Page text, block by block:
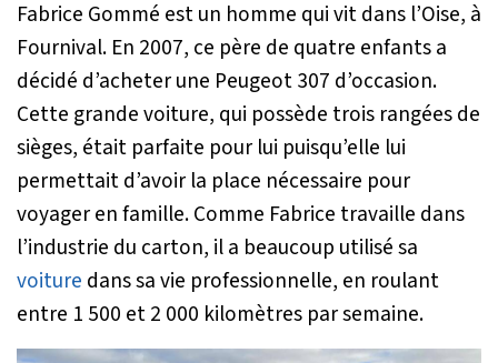
Fabrice Gommé est un homme qui vit dans l’Oise, à
Fournival. En 2007, ce père de quatre enfants a
décidé d’acheter une Peugeot 307 d’occasion.
Cette grande voiture, qui possède trois rangées de
sièges, était parfaite pour lui puisqu’elle lui
permettait d’avoir la place nécessaire pour
voyager en famille. Comme Fabrice travaille dans
l’industrie du carton, il a beaucoup utilisé sa
voiture dans sa vie professionnelle, en roulant
entre 1 500 et 2 000 kilomètres par semaine.